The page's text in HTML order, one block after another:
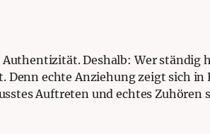
Deshalb: Wer ständig
Denn echte Anziehung zeigt sich
Auftreten und echtes Zuhören